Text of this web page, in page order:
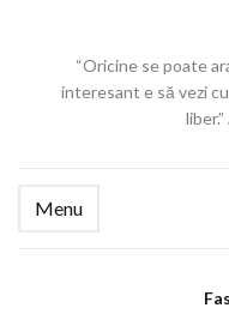
“Oricine se poate
interesant e să vezi
Menu